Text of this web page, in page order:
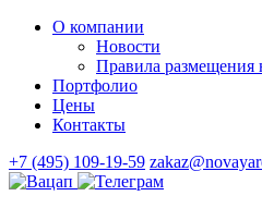
О компании
Новости
Правила
Портфолио
Цены
Контакты
+7 (495) 109-19-59